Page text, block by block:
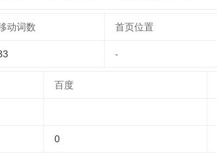
动词数 首页位置
-
百度
0